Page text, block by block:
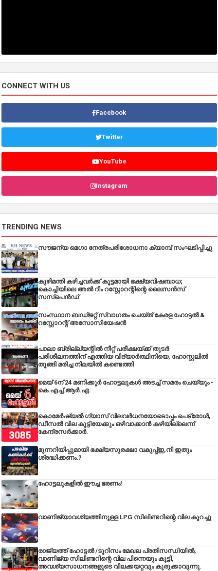
CONNECT WITH US
Facebook
Twitter
YouTube
Instagram
TRENDING NEWS
സൗജന്യ മെഗാ നേത്രപരിശോധനാ ക്യാമ്പ് സംഘടിപ്പിച്ചു
കുഴിമന്തി കഴിച്ചവർക്ക് കൂട്ടമായി ഭക്ഷ്യവിഷബാധ;
കൊച്ചിയിലെ അൽ റീം റസ്റ്റോറന്റിന്റെ ലൈസൻസ്
സസ്പെൻഡ്
സംസ്ഥാന ബഡ്‌ജറ്റ് സ്വാഗതം ചെയ്ത് കേരള ഹോട്ടൽ &
റസ്റ്റോറന്റ് അസോസിയേഷൻ
പാലാ ബ്രില്ല്യന്റിൽ നീറ്റ് പരീക്ഷയ്ക്ക് തുടർ
പരിശീലനത്തിന് എത്തിയ വിദ്യാർത്ഥിനിയെ, ഹോസ്റ്റലിൽ
തൂങ്ങി മരിച്ച നിലയിൽ കണ്ടെത്തി
മെയ് 6ന് 24 മണിക്കൂർ ഹോട്ടലുകൾ അടച്ച് സമരം ചെയ്യും -
കെ.എച്ച്.ആർ.എ.
കൊമേർഷ്യൽ ഗ്യാസ് വിലവർധനയോടൊപ്പം പെട്രോൾ,
ഡീസല്‍ വില കൂട്ടിയേക്കും ഒഴിവാക്കാന്‍ കഴിയില്ലെന്ന്
കേന്ദ്രസര്‍ക്കാര്‍.
മുന്നറിയിപ്പുമായി ഭക്ഷ്യസുരക്ഷാ വകുപ്പ്ഇ,നി ഇതും
ശ്രദ്ധിക്കണം.?
ഹോട്ടലുകളിൽ ഈച്ച ഭരണം!
വാണിജ്യാവശ്യത്തിനുള്ള LPG സിലിണ്ടറിന്റെ വില കുറച്ചു
രാജ്യത്ത് ഹോട്ടൽ /ടൂറിസം മേഖല പ്രതിസന്ധിയിൽ,
വാണിജ്യ സിലിണ്ടറിന്റെ വില പിന്നെയും കൂട്ടി,
അവശ്യസാധനങ്ങളുടെ വിലക്കയറ്റവും കുരുക്കാവുന്നു.